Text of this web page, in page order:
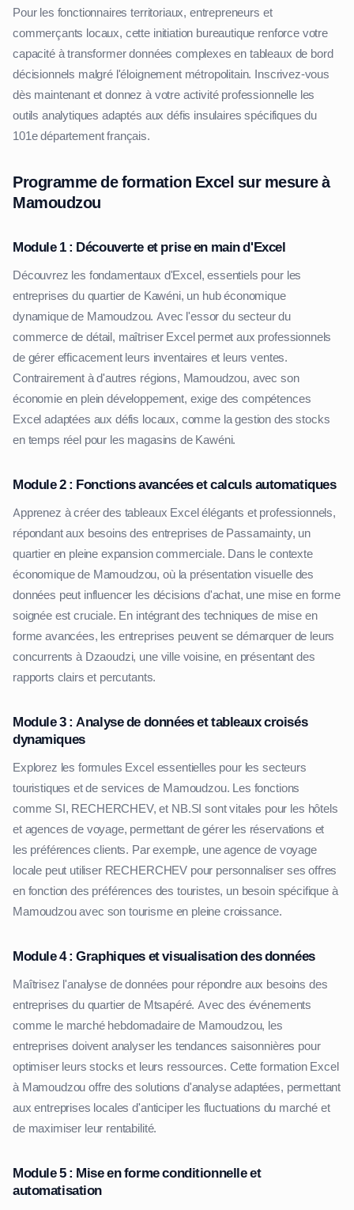
Pour les fonctionnaires territoriaux, entrepreneurs et
commerçants locaux, cette initiation bureautique renforce votre
capacité à transformer données complexes en tableaux de bord
décisionnels malgré l'éloignement métropolitain. Inscrivez-vous
dès maintenant et donnez à votre activité professionnelle les
outils analytiques adaptés aux défis insulaires spécifiques du
101e département français.
Programme de formation Excel sur mesure à
Mamoudzou
Module 1 : Découverte et prise en main d'Excel
Découvrez les fondamentaux d'Excel, essentiels pour les
entreprises du quartier de Kawéni, un hub économique
dynamique de Mamoudzou. Avec l'essor du secteur du
commerce de détail, maîtriser Excel permet aux professionnels
de gérer efficacement leurs inventaires et leurs ventes.
Contrairement à d'autres régions, Mamoudzou, avec son
économie en plein développement, exige des compétences
Excel adaptées aux défis locaux, comme la gestion des stocks
en temps réel pour les magasins de Kawéni.
Module 2 : Fonctions avancées et calculs automatiques
Apprenez à créer des tableaux Excel élégants et professionnels,
répondant aux besoins des entreprises de Passamainty, un
quartier en pleine expansion commerciale. Dans le contexte
économique de Mamoudzou, où la présentation visuelle des
données peut influencer les décisions d'achat, une mise en forme
soignée est cruciale. En intégrant des techniques de mise en
forme avancées, les entreprises peuvent se démarquer de leurs
concurrents à Dzaoudzi, une ville voisine, en présentant des
rapports clairs et percutants.
Module 3 : Analyse de données et tableaux croisés
dynamiques
Explorez les formules Excel essentielles pour les secteurs
touristiques et de services de Mamoudzou. Les fonctions
comme SI, RECHERCHEV, et NB.SI sont vitales pour les hôtels
et agences de voyage, permettant de gérer les réservations et
les préférences clients. Par exemple, une agence de voyage
locale peut utiliser RECHERCHEV pour personnaliser ses offres
en fonction des préférences des touristes, un besoin spécifique à
Mamoudzou avec son tourisme en pleine croissance.
Module 4 : Graphiques et visualisation des données
Maîtrisez l'analyse de données pour répondre aux besoins des
entreprises du quartier de Mtsapéré. Avec des événements
comme le marché hebdomadaire de Mamoudzou, les
entreprises doivent analyser les tendances saisonnières pour
optimiser leurs stocks et leurs ressources. Cette formation Excel
à Mamoudzou offre des solutions d'analyse adaptées, permettant
aux entreprises locales d'anticiper les fluctuations du marché et
de maximiser leur rentabilité.
Module 5 : Mise en forme conditionnelle et
automatisation